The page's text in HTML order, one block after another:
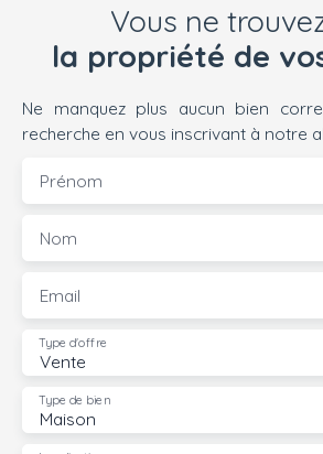
Vous ne
la propriété de
Ne manquez plus aucun bien
recherche en vous inscrivant à notre
Prénom
Nom
Email
Vente
Type d'offre
Maison
Type de bien